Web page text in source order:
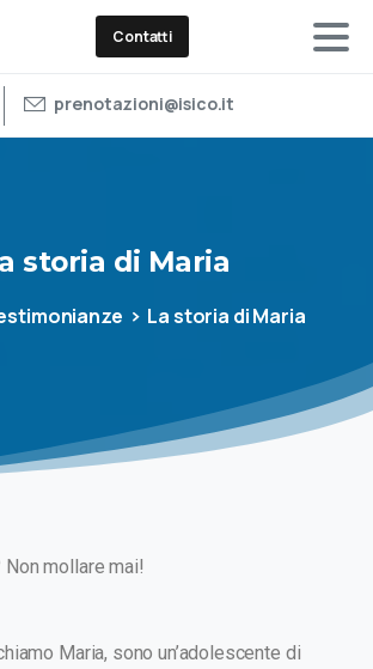
Contatti
prenotazioni@isico.it
storia di Maria
La storia di Maria
Non mollare mai!
Maria, sono un’adolescente di